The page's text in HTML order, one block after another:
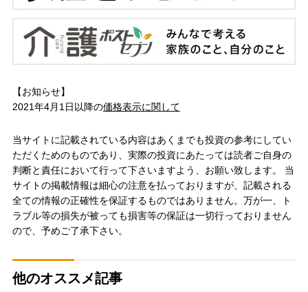
【お知らせ】
2021年4月1日以降の価格表示に関して
当サイトに記載されている内容はあくまでも投資の参考にしてい
ただくためのものであり、実際の投資にあたっては読者ご自身の
判断と責任において行って下さいますよう、お願い致します。 当
サイトの掲載情報は細心の注意を払っておりますが、記載される
全ての情報の正確性を保証するものではありません。万が一、ト
ラブル等の損失が被っても損害等の保証は一切行っておりません
ので、予めご了承下さい。
他のオススメ記事